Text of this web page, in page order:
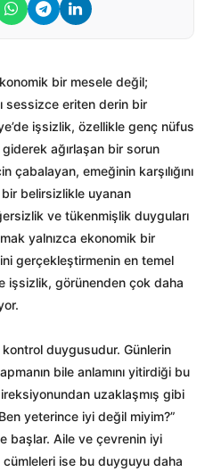
bir mesele değil;
sessizce eriten derin bir
işsizlik, özellikle genç nüfus
ağırlaşan bir sorun
çabalayan, emeğinin karşılığını
belirsizlikle uyanan
ve tükenmişlik duyguları
yalnızca ekonomik bir
gerçekleştirmenin en temel
işsizlik, görünenden çok daha
duygusudur. Günlerin
bile anlamını yitirdiği bu
uzaklaşmış gibi
yeterince iyi değil miyim?”
başlar. Aile ve çevrenin iyi
ise bu duyguyu daha